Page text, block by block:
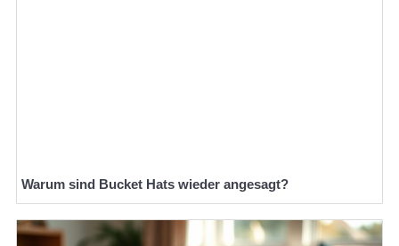
Warum sind Bucket Hats wieder angesagt?